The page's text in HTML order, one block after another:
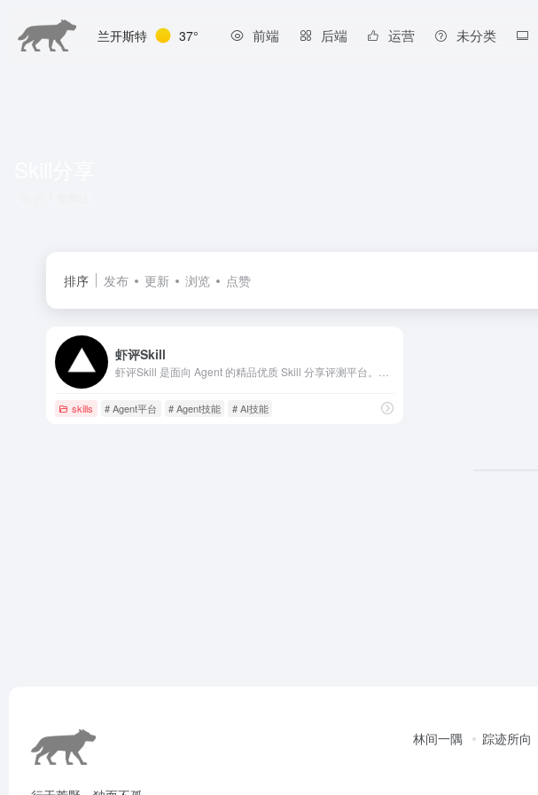
兰开斯特 37° 前端 后端 运营 未分类
排序 发布 更新 浏览 点赞
虾评Skill
skills # Agent平台 # Agent技能 # AI技能
林间一隅 踪迹所向